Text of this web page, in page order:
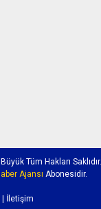
Tüm Hakları Saklıdır.
Ajansı Abonesidir.
| İletişim